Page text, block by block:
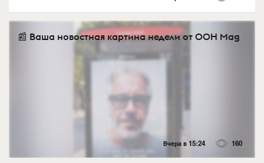
📰 Ваша новостная картина недели от OOH Mag
Вчера в 15:24 160